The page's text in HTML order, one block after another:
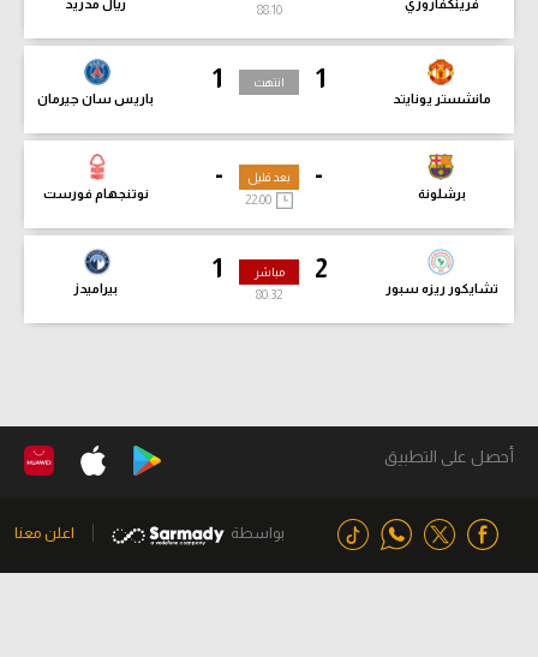
فرينكفاروزي ريال مدريد 88:12
1
مانشستر يونايتد
1
باريس سان جيرمان
انتهت
-
برشلونة
-
نوتنجهام فورست
بعد قليل
2
تشايكور ريزه سبور
1
بيراميدز
مباشر
80:34
أحصل على التطبيق
بواسطة اعلن معنا